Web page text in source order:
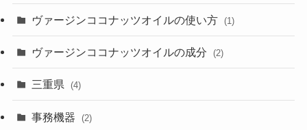
ヴァージンココナッツオイルの使い方 (1)
ヴァージンココナッツオイルの成分 (2)
三重県 (4)
事務機器 (2)